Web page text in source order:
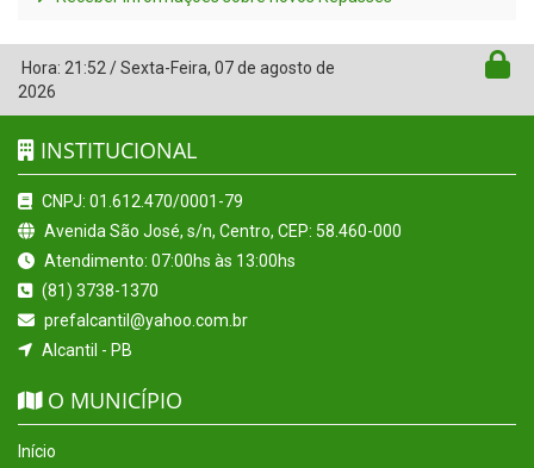
Hora: 21:52/Sexta-Feira, 07 de agosto de
2026
INSTITUCIONAL
CNPJ: 01.612.470/0001-79
Avenida São José, s/n, Centro, CEP: 58.460-000
Atendimento: 07:00hs às 13:00hs
(81) 3738-1370
prefalcantil@yahoo.com.br
Alcantil - PB
O MUNICÍPIO
Início